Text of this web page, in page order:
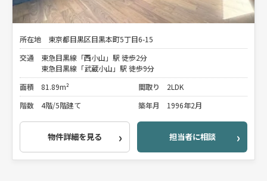
所在地
東京都目黒区目黒本町5丁目6-15
交通
東急目黒線「西小山」駅 徒歩2分
東急目黒線「武蔵小山」駅 徒歩9分
面積
81.89m² 間取り
2LDK
階数
4階/5階建て 築年月 1996年2月
物件詳細を見る 担当者に相談